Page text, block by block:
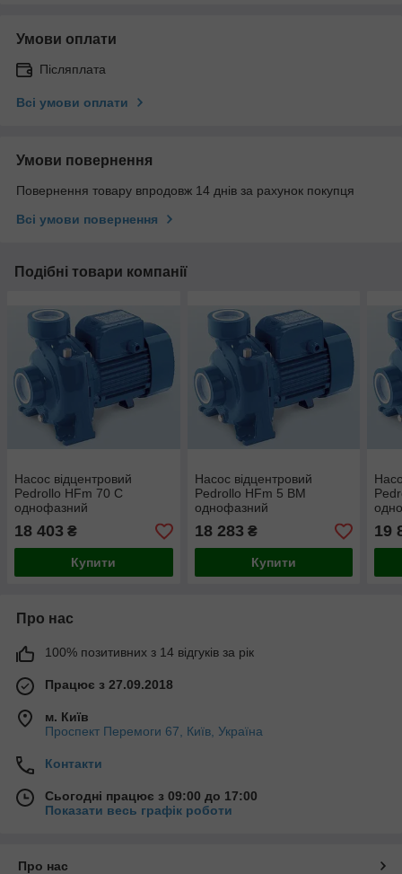
Умови оплати
Післяплата
Всі умови оплати
Умови повернення
Повернення товару впродовж 14 днів за рахунок покупця
Всі умови повернення
Подібні товари компанії
Насос відцентровий
Pedrollo HFm 70 C
однофазний
18 403 ₴
Купити
Насос відцентровий
Pedrollo HFm 5 BM
однофазний
18 283 ₴
Купити
19
Про нас
100% позитивних з 14 відгуків за рік
Працює з 27.09.2018
м. Київ
Проспект Перемоги 67, Київ, Україна
Контакти
Сьогодні працює з 09:00 до 17:00
Показати весь графік роботи
Про нас